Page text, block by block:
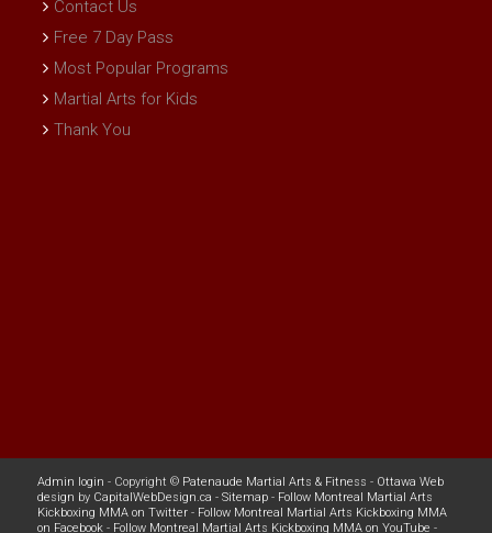
Contact Us
Free 7 Day Pass
Most Popular Programs
Martial Arts for Kids
Thank You
Admin login - Copyright © Patenaude Martial Arts & Fitness - Ottawa Web
design by CapitalWebDesign.ca - Sitemap- Follow Montreal Martial Arts
Kickboxing MMA on Twitter- Follow Montreal Martial Arts Kickboxing MMA
on Facebook- Follow Montreal Martial Arts Kickboxing MMA on YouTube -